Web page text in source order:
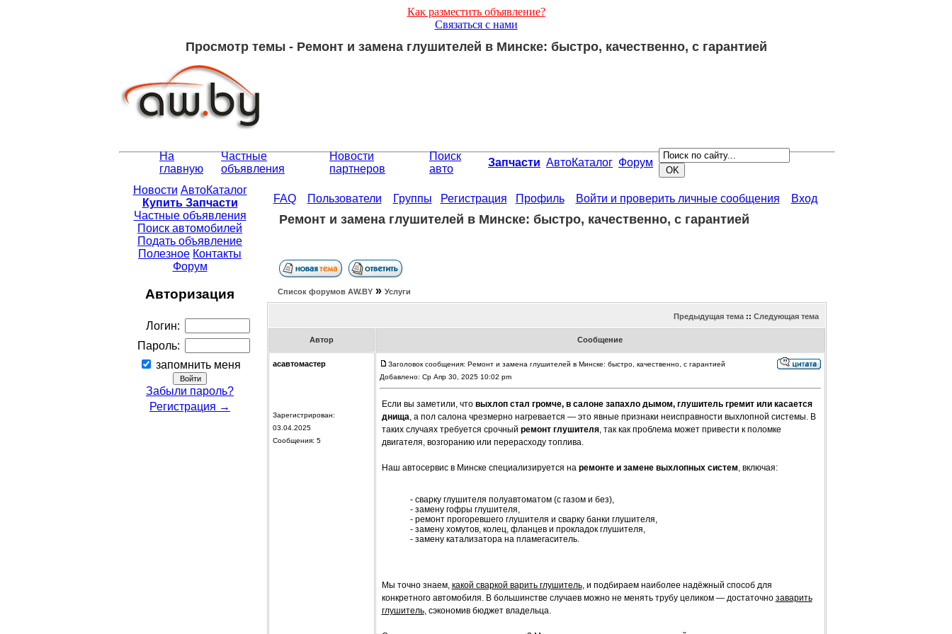
Как разместить объявление?
Связаться с нами
Просмотр темы - Ремонт и замена глушителей в Минске: быстро, качественно, с гарантией
На
главную
Частные
объявления
Новости
партнеров
Поиск
авто
Запчасти АвтоКаталог Форум
Новости АвтоКаталог
Купить Запчасти
Частные объявления
Поиск автомобилей
Подать объявление
Полезное Контакты
Форум
Авторизация
Логин:
Пароль:
запомнить меня
Забыли пароль?
Регистрация →
FAQ Пользователи Группы Регистрация Профиль Войти и проверить личные сообщения Вход
Ремонт и замена глушителей в Минске: быстро, качественно, с гарантией
Список форумов АW.BY» Услуги
Предыдущая тема:: Следующая тема
Автор Сообщение
асавтомастер
Зарегистрирован:
03.04.2025
Сообщения: 5
Заголовок сообщения: Ремонт и замена глушителей в Минске: быстро, качественно, с гарантией
Добавлено: Ср Апр 30, 2025 10:02 pm
Если вы заметили, что выхлоп стал громче, в салоне запахло дымом, глушитель гремит или касается
днища, а пол салона чрезмерно нагревается — это явные признаки неисправности выхлопной системы. В
таких случаях требуется срочный ремонт глушителя, так как проблема может привести к поломке
двигателя, возгоранию или перерасходу топлива.
Наш автосервис в Минске специализируется на ремонте и замене выхлопных систем, включая:
- сварку глушителя полуавтоматом (с газом и без),
- замену гофры глушителя,
- ремонт прогоревшего глушителя и сварку банки глушителя,
- замену хомутов, колец, фланцев и прокладок глушителя,
- замену катализатора на пламегаситель.
Мы точно знаем, какой сваркой варить глушитель, и подбираем наиболее надёжный способ для
конкретного автомобиля. В большинстве случаев можно не менять трубу целиком — достаточно заварить
глушитель, сэкономив бюджет владельца.